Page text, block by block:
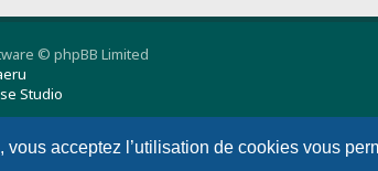
acceptez l’utilisation de cookies vous
© phpBB Limited
Studio